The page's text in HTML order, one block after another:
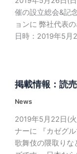
催の設立総会&記
ョンに 弊社代表
日時：2019年5月
掲載情報：読
News
2019年5月22日(
ナーに 『カゼグ
歌舞伎の隈取りな